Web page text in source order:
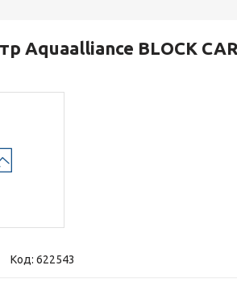
Aquaalliance BLOCK
Код: 622543